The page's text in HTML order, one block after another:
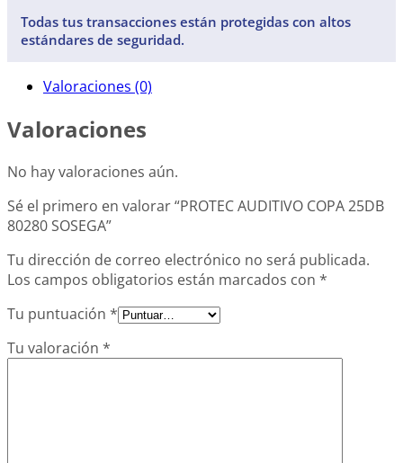
Todas tus transacciones están protegidas con altos
estándares de seguridad.
Valoraciones (0)
Valoraciones
No hay valoraciones aún.
Sé el primero en valorar “PROTEC AUDITIVO COPA 25DB
80280 SOSEGA”
Tu dirección de correo electrónico no será publicada.
Los campos obligatorios están marcados con *
Tu puntuación *
Tu valoración *